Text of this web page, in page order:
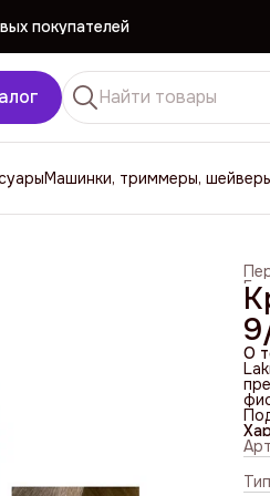
покупателей
покупателей
Машинки, триммеры,
О
Тип